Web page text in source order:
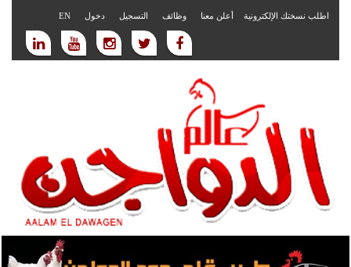
اطلب نسختك الإلكترونية أعلن معنا وظائف التسجيل دخول EN